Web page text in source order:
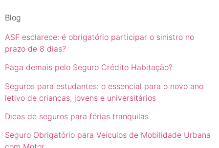
Blog
ASF esclarece: é obrigatório participar o sinistro no
prazo de 8 dias?
Paga demais pelo Seguro Crédito Habitação?
Seguros para estudantes: o essencial para o novo ano
letivo de crianças, jovens e universitários
Dicas de seguros para férias tranquilas
Seguro Obrigatório para Veículos de Mobilidade Urbana